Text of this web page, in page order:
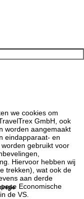
we cookies om
GmbH, ook
worden aangemaakt
eindapparaat- en
gebruikt voor
Hiervoor hebben wij
trekken), wat ook de
aan derde
Economische
de VS.